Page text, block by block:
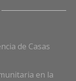
de Casas
en la